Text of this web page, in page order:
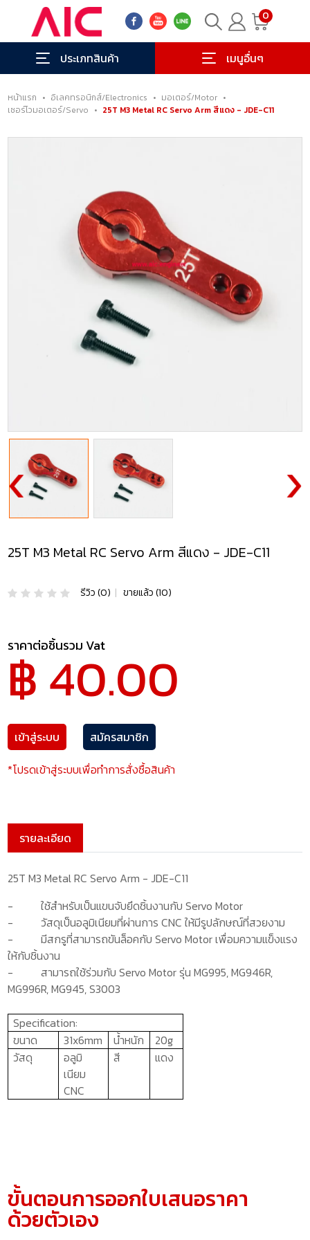
0
ประเภทสินค้า เมนูอื่นๆ
หน้าแรก • อิเลคทรอนิกส์/Electronics • มอเตอร์/Motor •
เซอร์โวมอเตอร์/Servo • 25T M3 Metal RC Servo Arm สีแดง - JDE-C11
25T M3 Metal RC Servo Arm สีแดง - JDE-C11
รีวิว (0) | ขายแล้ว (10)
ราคาต่อชิ้นรวม Vat
฿ 40.00
เข้าสู่ระบบ
สมัครสมาชิก
*โปรดเข้าสู่ระบบเพื่อทำการสั่งซื้อสินค้า
รายละเอียด
25T M3 Metal RC Servo Arm - JDE-C11
-
ใช้สำหรับเป็นแขนจับยึดชิ้นงานกับServo Motor
-
วัสดุเป็นอลูมิเนียมที่ผ่านการCNCให้มีรูปลักษณ์ที่สวยงาม
-
มีสกรูที่สามารถขันล็อคกับ Servo Motorเพื่อมความแข็งแรง
ให้กับชิ้นงาน
-
สามารถใช้ร่วมกับServo Motorรุ่นMG995, MG946R,
MG996R, MG945, S3003
Specification:
ขนาด
31x6mm น้ำหนัก
20g
วัสดุ
อลูมิ
เนียม
CNC
สี แดง
ขั้นตอนการออกใบเสนอราคา
ด้วยตัวเอง